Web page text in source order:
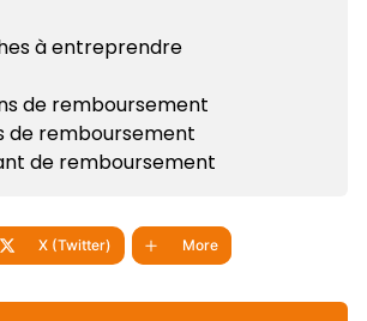
à entreprendre
de remboursement
de remboursement
de remboursement
X (Twitter) More